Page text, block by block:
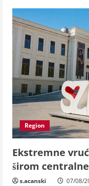
Region
Ekstremne
širom
s.acanski 07/08/